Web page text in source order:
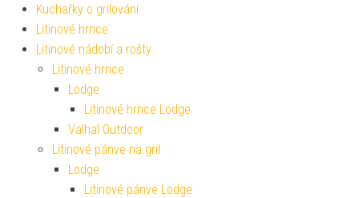
Kuchařky o grilování
Litinové hrnce
Litinové nádobí a rošty
Litinové hrnce
Lodge
Litinové hrnce Lodge
Valhal Outdoor
Litinové pánve na gril
Lodge
Litinové pánve Lodge